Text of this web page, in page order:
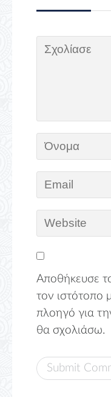
Αποθήκευσε
τον ιστότοπο
πλοηγό για
θα σχολιάσω.